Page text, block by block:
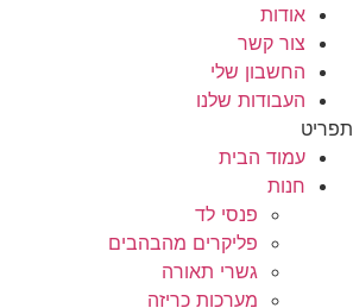
אודות
צור קשר
החשבון שלי
העבודות שלנו
תפריט
עמוד הבית
חנות
פנסי לד
פליקרים מהבהבים
גשרי תאורה
מערכות כריזה